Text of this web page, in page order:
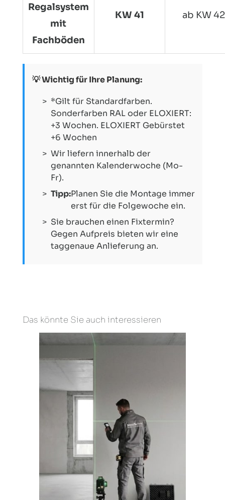
Regalsystem
mit
Fachböden
KW 41 ab KW 42
💡 Wichtig für Ihre Planung:
*Gilt für Standardfarben.
Sonderfarben RAL oder ELOXIERT:
+3 Wochen. ELOXIERT Gebürstet
+6 Wochen
Wir liefern innerhalb der
genannten Kalenderwoche (Mo-
Fr).
Tipp:Planen Sie die Montage immer
erst für die Folgewoche ein.
Sie brauchen einen Fixtermin?
Gegen Aufpreis bieten wir eine
taggenaue Anlieferung an.
Das könnte Sie auch interessieren